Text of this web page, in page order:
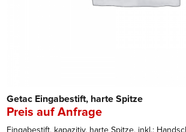
Getac Eingabestift, harte Spitze
Preis auf Anfrage